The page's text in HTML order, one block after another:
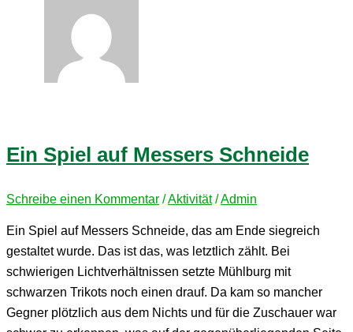
Ein Spiel auf Messers Schneide
Schreibe einen Kommentar /Aktivität/Admin
Ein Spiel auf Messers Schneide, das am Ende siegreich
gestaltet wurde. Das ist das, was letztlich zählt. Bei
schwierigen Lichtverhältnissen setzte Mühlburg mit
schwarzen Trikots noch einen drauf. Da kam so mancher
Gegner plötzlich aus dem Nichts und für die Zuschauer war